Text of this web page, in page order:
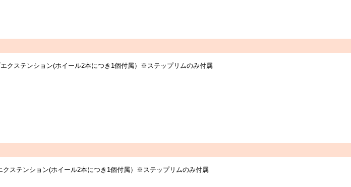
ステンション(ホイール2本につき1個付属）※ステップリムのみ付属
ステンション(ホイール2本につき1個付属）※ステップリムのみ付属